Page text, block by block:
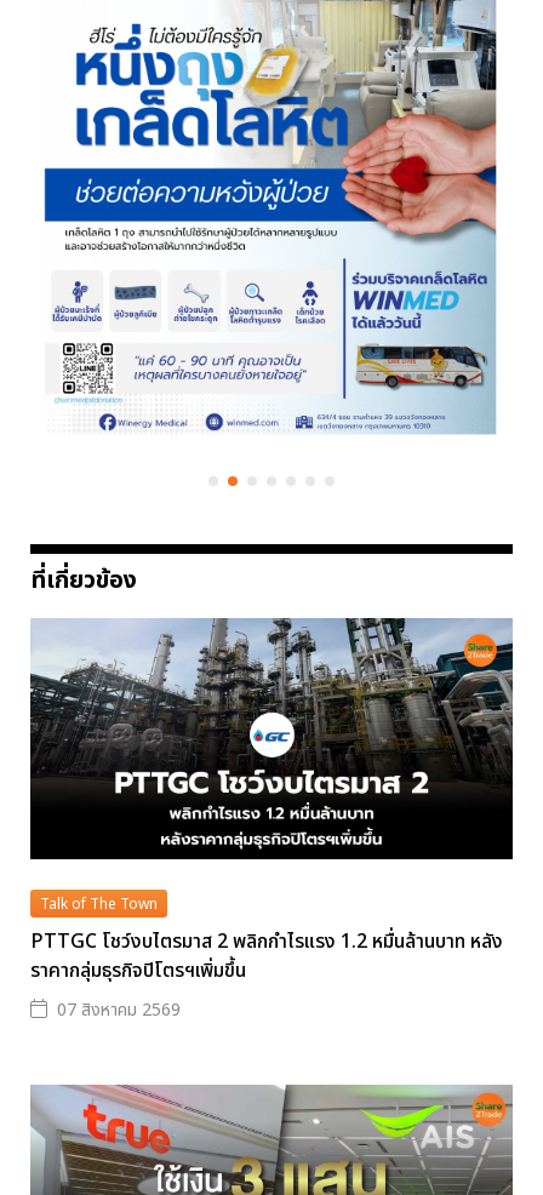
ที่เกี่ยวข้อง
Talk of The Town
PTTGC โชว์งบไตรมาส 2 พลิกกำไรแรง 1.2 หมื่นล้านบาท หลัง
ราคากลุ่มธุรกิจปิโตรฯเพิ่มขึ้น
07 สิงหาคม 2569